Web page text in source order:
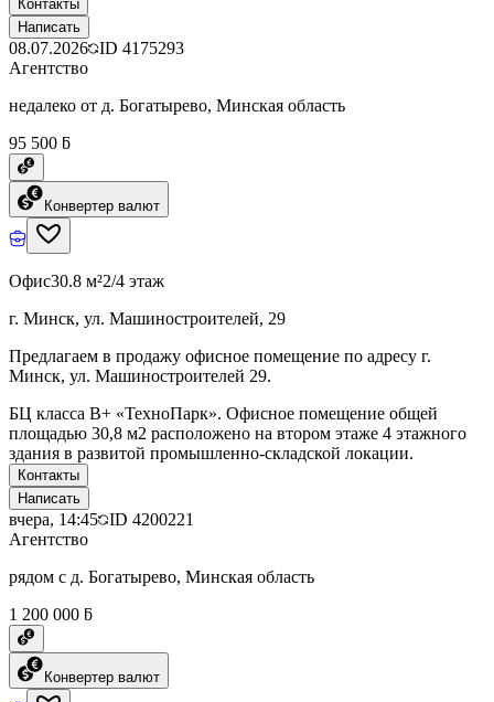
Контакты
Написать
08.07.2026 ID 4175293
Агентство
недалеко от д. Богатырево, Минская область
95 500 ƃ
Конвертер валют
Офис30.8 м²2/4 этаж
г. Минск, ул. Машиностроителей, 29
Предлагаем в продажу офисное помещение по адресу г.
Минск, ул. Машиностроителей 29.
БЦ класcа B+ «ТехноПарк». Офисное помещение общей
площадью 30,8 м2 расположено на втором этаже 4 этажного
здания в развитой промышленно-складской локации.
Контакты
Написать
вчера, 14:45 ID 4200221
Агентство
рядом с д. Богатырево, Минская область
1 200 000 ƃ
Конвертер валют